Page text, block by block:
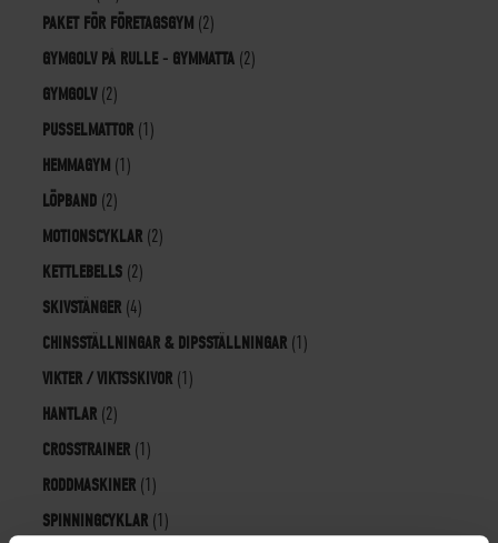
PAKET FÖR FÖRETAGSGYM (2)
GYMGOLV PÅ RULLE - GYMMATTA (2)
GYMGOLV(2)
PUSSELMATTOR (1)
HEMMAGYM (1)
LÖPBAND (2)
MOTIONSCYKLAR (2)
KETTLEBELLS (2)
SKIVSTÄNGER (4)
CHINSSTÄLLNINGAR & DIPSSTÄLLNINGAR (1)
VIKTER / VIKTSSKIVOR (1)
HANTLAR (2)
CROSSTRAINER (1)
RODDMASKINER (1)
SPINNINGCYKLAR (1)